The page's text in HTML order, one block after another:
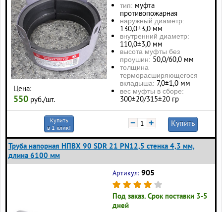
Цена:
550 руб./шт.
тип: муфта
противопожарная
наружный диаметр:
130,0±3,0 мм
внутренний диаметр:
110,0±3,0 мм
высота муфты без
проушин: 50,0/60,0 мм
толщина
терморасширяющегося
вкладыша: 7,0±1,0 мм
вес муфты в сборе:
300±20/315±20 гр
Купить
в 1 клик!
− + Купить
Труба напорная НПВХ 90 SDR 21 PN12,5 стенка 4,3 мм,
длина 6100 мм
Артикул: 905
Под заказ. Срок поставки 3-5
дней